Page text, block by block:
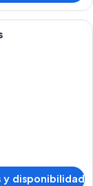
de hotel con una
y disponibilidad